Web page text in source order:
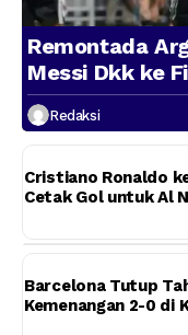
Remontada
Messi Dkk ke
Redaksi
Cristiano Ronaldo
Cetak Gol untuk Al
Barcelona Tutup
Kemenangan 2-0 di